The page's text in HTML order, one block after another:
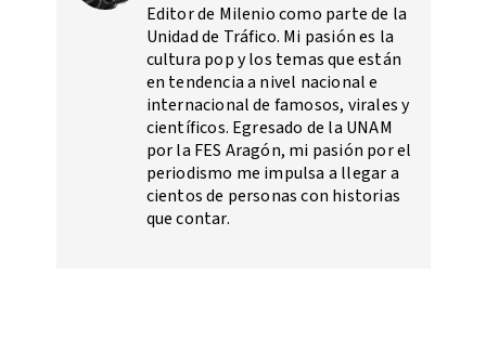
Editor de Milenio como parte de la
Unidad de Tráfico. Mi pasión es la
cultura pop y los temas que están
en tendencia a nivel nacional e
internacional de famosos, virales y
científicos. Egresado de la UNAM
por la FES Aragón, mi pasión por el
periodismo me impulsa a llegar a
cientos de personas con historias
que contar.